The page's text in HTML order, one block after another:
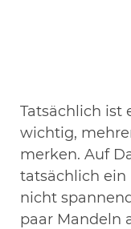
Tatsächlich ist
wichtig,
merken. Auf
tatsächlich ein
nicht
paar Mandeln